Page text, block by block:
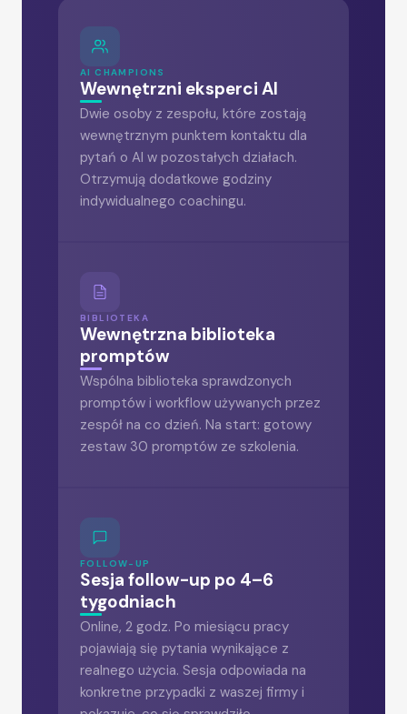
AI CHAMPIONS
Wewnętrzni eksperci AI
Dwie osoby z zespołu, które zostają
wewnętrznym punktem kontaktu dla
pytań o AI w pozostałych działach.
Otrzymują dodatkowe godziny
indywidualnego coachingu.
BIBLIOTEKA
Wewnętrzna biblioteka
promptów
Wspólna biblioteka sprawdzonych
promptów i workflow używanych przez
zespół na co dzień. Na start: gotowy
zestaw 30 promptów ze szkolenia.
FOLLOW-UP
Sesja follow-up po 4–6
tygodniach
Online, 2 godz. Po miesiącu pracy
pojawiają się pytania wynikające z
realnego użycia. Sesja odpowiada na
konkretne przypadki z waszej firmy i